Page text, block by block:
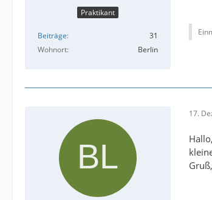
Praktikant
Beiträge
31
Wohnort
Berlin
17.
Hallo,